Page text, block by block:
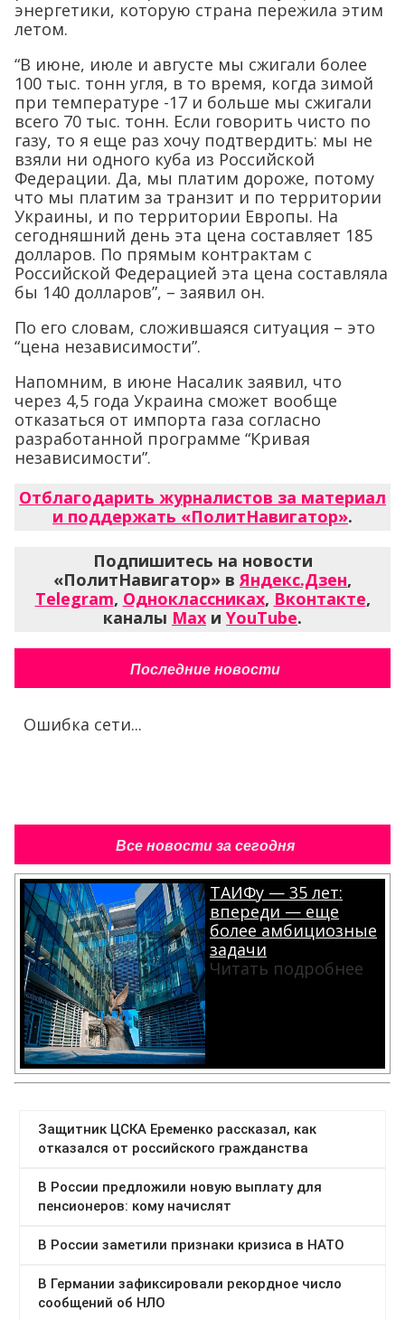
энергетики, которую страна пережила этим
летом.
“В июне, июле и августе мы сжигали более
100 тыс. тонн угля, в то время, когда зимой
при температуре -17 и больше мы сжигали
всего 70 тыс. тонн. Если говорить чисто по
газу, то я еще раз хочу подтвердить: мы не
взяли ни одного куба из Российской
Федерации. Да, мы платим дороже, потому
что мы платим за транзит и по территории
Украины, и по территории Европы. На
сегодняшний день эта цена составляет 185
долларов. По прямым контрактам с
Российской Федерацией эта цена составляла
бы 140 долларов”, – заявил он.
По его словам, сложившаяся ситуация – это
“цена независимости”.
Напомним, в июне Насалик заявил, что
через 4,5 года Украина сможет вообще
отказаться от импорта газа согласно
разработанной программе “Кривая
независимости”.
Отблагодарить журналистов за материал
и поддержать «ПолитНавигатор».
Подпишитесь на новости
«ПолитНавигатор» вЯндекс.Дзен,
Telegram, Одноклассниках, Вконтакте,
каналы Max и YouTube.
Последние новости
Ошибка сети...
Все новости за сегодня
ТАИФу — 35 лет:
впереди — еще
более амбициозные
задачи
Читать подробнее